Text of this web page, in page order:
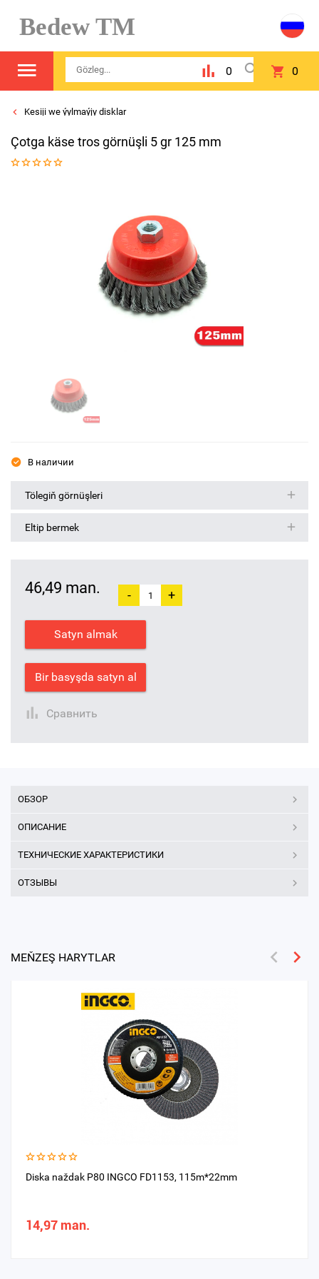
Bedew TM
0 0
Kesiji we ýylmaýjy disklar
Çotga käse tros görnüşli 5 gr 125 mm
В наличии
Tölegiň görnüşleri
Eltip bermek
46,49 man. - +
Satyn almak
Bir basyşda satyn al
Сравнить
ОБЗОР
ОПИСАНИЕ
ТЕХНИЧЕСКИЕ ХАРАКТЕРИСТИКИ
ОТЗЫВЫ
MEŇZEŞ HARYTLAR
Diska naždak P80 INGCO FD1153, 115m*22mm
14,97 man.